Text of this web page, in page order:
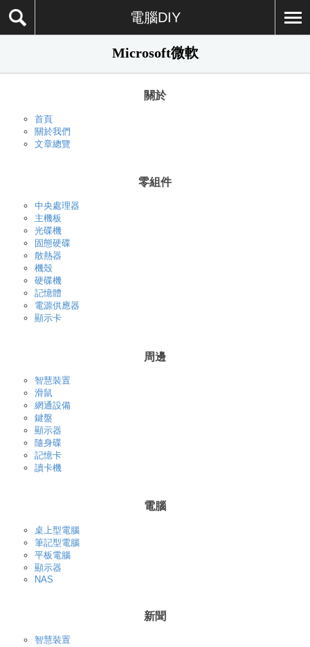
電腦DIY
Microsoft微軟
關於
首頁
關於我們
文章總覽
零組件
中央處理器
主機板
光碟機
固態硬碟
散熱器
機殼
硬碟機
記憶體
電源供應器
顯示卡
周邊
智慧裝置
滑鼠
網通設備
鍵盤
顯示器
隨身碟
記憶卡
讀卡機
電腦
桌上型電腦
筆記型電腦
平板電腦
顯示器
NAS
新聞
智慧裝置